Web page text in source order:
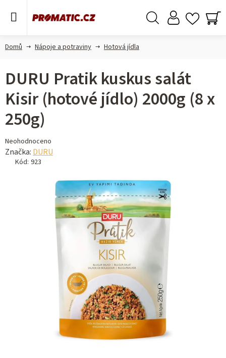
Domů Nápoje a potraviny Hotová jídla
DURU Pratik kuskus salát
Kisir (hotové jídlo) 2000g (8 x
250g)
Průměrné
hodnocení
produktu
Neohodnoceno
Značka: DURU
Kód: 923